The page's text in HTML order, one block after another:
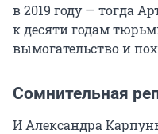
в 2019 году — тогда
к десяти годам
вымогательство и
Сомнительная
И Александра